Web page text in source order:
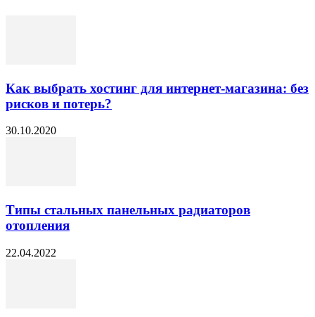
Как выбрать хостинг для интернет-магазина: без
рисков и потерь?
30.10.2020
Типы стальных панельных радиаторов
отопления
22.04.2022